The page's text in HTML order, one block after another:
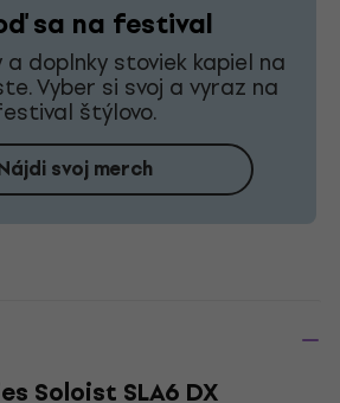
sa na festival
a doplnky stoviek kapiel na
Vyber si svoj a vyraz na
štýlovo.
svoj merch
Soloist SLA6 DX